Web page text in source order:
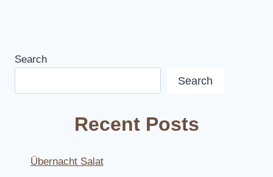
Search
Search
Recent Posts
Übernacht Salat